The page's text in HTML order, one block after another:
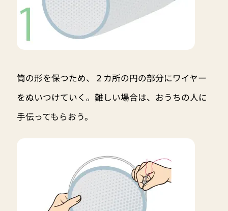
筒の形を保つため、２カ所の円の部分にワイヤー
をぬいつけていく。難しい場合は、おうちの人に
手伝ってもらおう。